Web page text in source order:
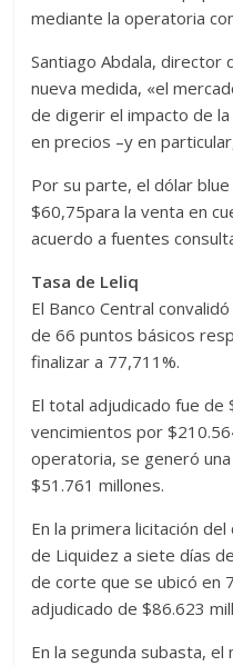
mediante la operatoria
Santiago Abdala, director
nueva medida, «el
de digerir el impacto de
en precios –y en
Por su parte, el dólar
$60,75para la venta en
acuerdo a fuentes
Tasa de Leliq
El Banco Central
de 66 puntos básicos
finalizar a 77,711%.
El total adjudicado fue
vencimientos por
operatoria, se generó
$51.761 millones.
En la primera licitación
de Liquidez a siete días
de corte que se ubicó en
adjudicado de $86.623
En la segunda subasta,